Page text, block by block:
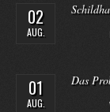
02
AUG.
01
AUG.
Das